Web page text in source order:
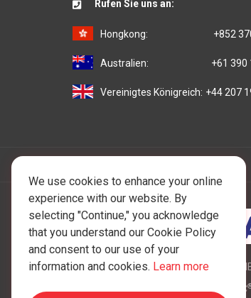
We use cookies to enhance your online
experience with our website. By
selecting "Continue," you acknowledge
that you understand our Cookie Policy
and consent to our use of your
information and cookies. Learn more
Rufen Sie uns an:
Hongkong: +852
Australien: +61 390
Vereinigtes Königreich: +44 207
Copyright © 1997 - 2026 UAB "One
juristischen Person, die mit der One IBC